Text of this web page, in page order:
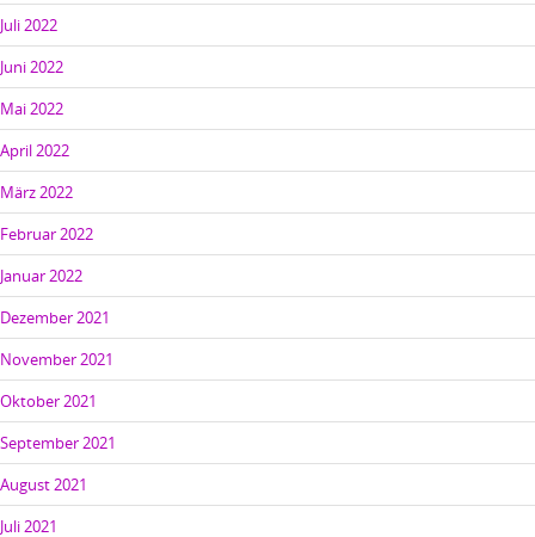
Juli 2022
Juni 2022
Mai 2022
April 2022
März 2022
Februar 2022
Januar 2022
Dezember 2021
November 2021
Oktober 2021
September 2021
August 2021
Juli 2021